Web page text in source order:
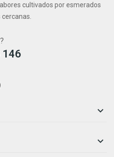
cultivados por esmerados
146

